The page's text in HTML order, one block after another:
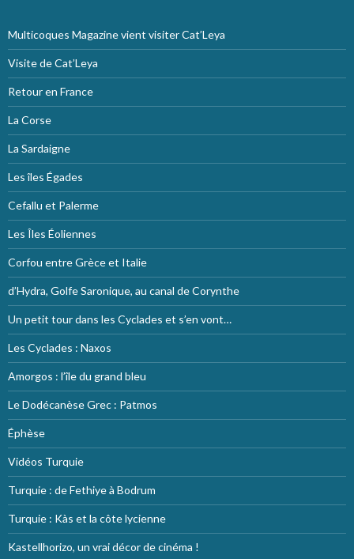
Multicoques Magazine vient visiter Cat’Leya
Visite de Cat’Leya
Retour en France
La Corse
La Sardaigne
Les îles Égades
Cefallu et Palerme
Les Îles Éoliennes
Corfou entre Grèce et Italie
d’Hydra, Golfe Saronique, au canal de Corynthe
Un petit tour dans les Cyclades et s’en vont…
Les Cyclades : Naxos
Amorgos : l’île du grand bleu
Le Dodécanèse Grec : Patmos
Éphèse
Vidéos Turquie
Turquie : de Fethiye à Bodrum
Turquie : Kàs et la côte lycienne
Kastellhorizo, un vrai décor de cinéma !